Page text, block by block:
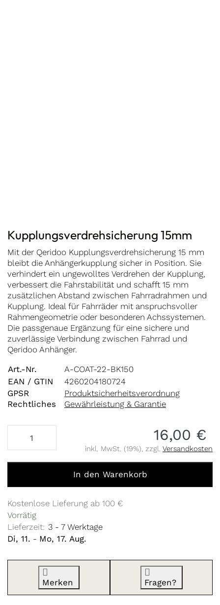
Kupplungsverdrehsicherung 15mm
Mit der Qeridoo Kupplungsverdrehsicherung 15 mm
bleibt die Anhängerkupplung sicher in Position. Sie
verhindert ein ungewolltes Verdrehen der Kupplung,
verbessert die Fahrstabilität und schafft 15 mm
zusätzlichen Abstand zwischen Fahrradrahmen und
Kupplung. Ideal für Fahrräder mit anspruchsvoller
Rahmengeometrie oder besonderen Achssystemen.
Die passgenaue Ergänzung für eine sichere und
zuverlässige Verbindung zwischen Fahrrad und
Qeridoo Anhänger.
Art.-Nr.
A-COAT-22-BK150
EAN / GTIN
4260204180724
GPSR
Produktsicherheitsverordnung
Rechtliches
Gewährleistung & Garantie
16,00 €
inkl. MwSt. (19%), zzgl. Versandkosten
In den Warenkorb
Kostenlose Lieferung ab 100 €
Vorrätig
Lieferzeit: 3 - 7 Werktage
Di, 11. - Mo, 17. Aug.
Merken Fragen?